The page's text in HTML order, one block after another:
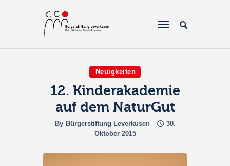
Home
Über uns
Galerien & Fotos
Neuigkeiten
12. Kinderakademie
auf dem NaturGut
By Bürgerstiftung Leverkusen
30.
Oktober 2015